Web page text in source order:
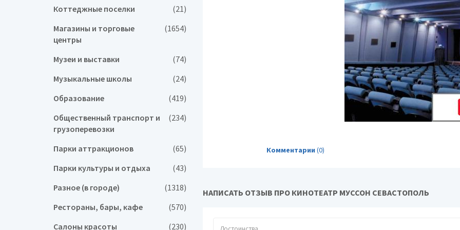
Комментарии (0)
НАПИСАТЬ ОТЗЫВ ПРО КИНОТЕАТР МУССОН СЕВАСТОПОЛЬ
Коттеджные поселки (21)
Магазины и торговые
центры
(1654)
Музеи и выставки (74)
Музыкальные школы (24)
Образование (419)
Общественный транспорт и
грузоперевозки
(234)
Парки аттракционов (65)
Парки культуры и отдыха (43)
Разное (в городе) (1318)
Рестораны, бары, кафе (570)
Салоны красоты (230)